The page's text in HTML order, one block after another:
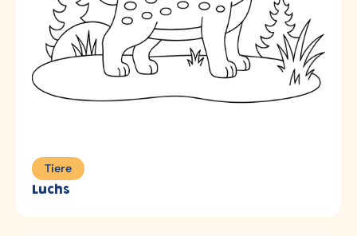
Tiere
Luchs